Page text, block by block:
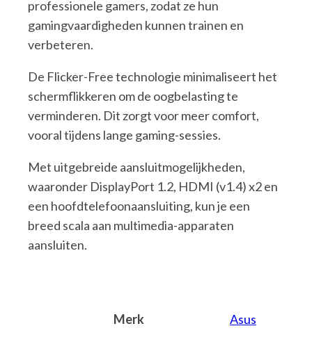
professionele gamers, zodat ze hun
gamingvaardigheden kunnen trainen en
verbeteren.
De Flicker-Free technologie minimaliseert het
schermflikkeren om de oogbelasting te
verminderen. Dit zorgt voor meer comfort,
vooral tijdens lange gaming-sessies.
Met uitgebreide aansluitmogelijkheden,
waaronder DisplayPort 1.2, HDMI (v1.4) x2 en
een hoofdtelefoonaansluiting, kun je een
breed scala aan multimedia-apparaten
aansluiten.
Merk Asus